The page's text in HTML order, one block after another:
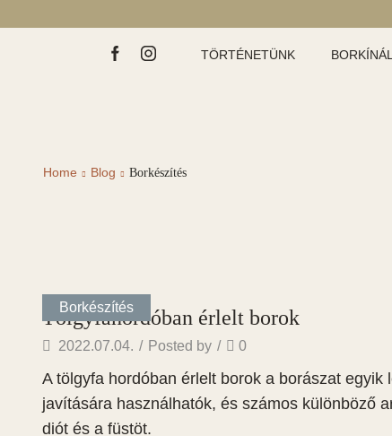
TÖRTÉNETÜNK
Home Blog Borkészítés
Borkészítés
Tölgyfahordóban érlelt borok
2022.07.04. / Posted by / 0
A tölgyfa hordóban érlelt borok a borászat
javítására használhatók, és számos különböző
diót és a füstöt.